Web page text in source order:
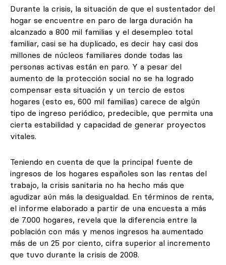
Durante la crisis, la situación de que el sustentador del
hogar se encuentre en paro de larga duración ha
alcanzado a 800 mil familias y el desempleo total
familiar, casi se ha duplicado, es decir hay casi dos
millones de núcleos familiares donde todas las
personas activas están en paro. Y a pesar del
aumento de la protección social no se ha logrado
compensar esta situación y un tercio de estos
hogares (esto es, 600 mil familias) carece de algún
tipo de ingreso periódico, predecible, que permita una
cierta estabilidad y capacidad de generar proyectos
vitales.
Teniendo en cuenta de que la principal fuente de
ingresos de los hogares españoles son las rentas del
trabajo, la crisis sanitaria no ha hecho más que
agudizar aún más la desigualdad. En términos de renta,
el informe elaborado a partir de una encuesta a más
de 7.000 hogares, revela que la diferencia entre la
población con más y menos ingresos ha aumentado
más de un 25 por ciento, cifra superior al incremento
que tuvo durante la crisis de 2008.